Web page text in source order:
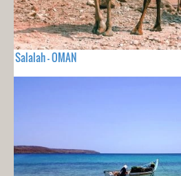
Salalah - OMAN